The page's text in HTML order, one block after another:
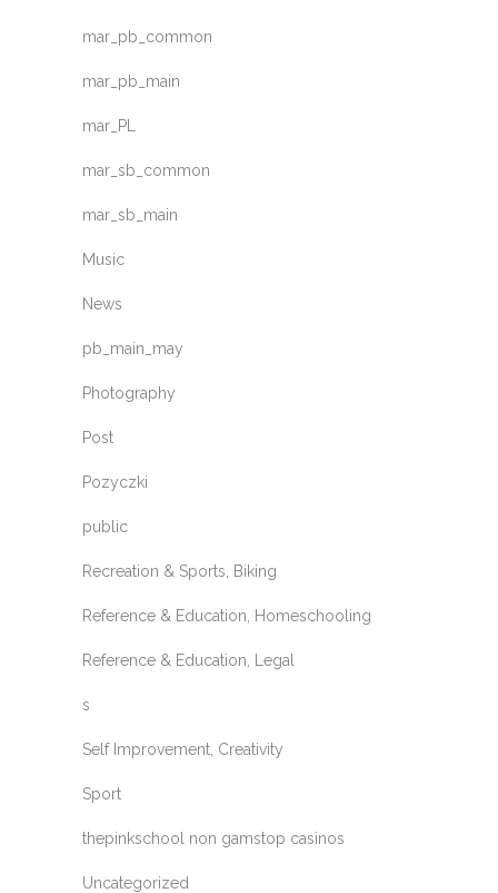
mar_pb_common
mar_pb_main
mar_PL
mar_sb_common
mar_sb_main
Music
News
pb_main_may
Photography
Post
Pozyczki
public
Recreation & Sports, Biking
Reference & Education, Homeschooling
Reference & Education, Legal
s
Self Improvement, Creativity
Sport
thepinkschool non gamstop casinos
Uncategorized